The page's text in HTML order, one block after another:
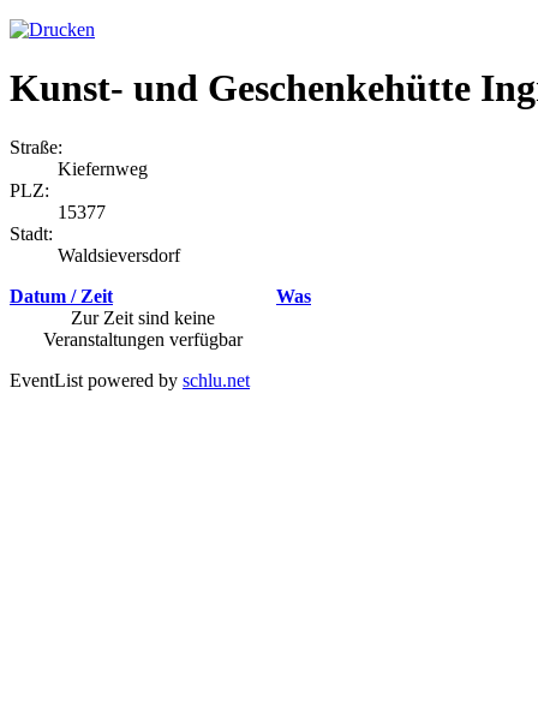
Kunst- und Geschenkehütte
Straße:
Kiefernweg
PLZ:
15377
Stadt:
Waldsieversdorf
Datum / Zeit
Was
Zur Zeit sind keine
Veranstaltungen verfügbar
EventList powered by schlu.net